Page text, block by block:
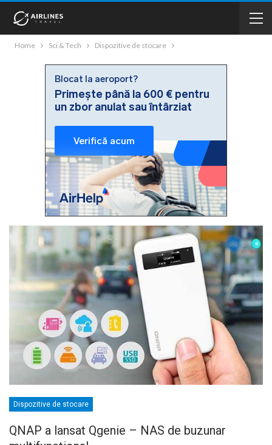
Home Sci & Tech Dispozitive de stocare
Dispozitive de stocare
QNAP a lansat Qgenie – NAS de buzunar